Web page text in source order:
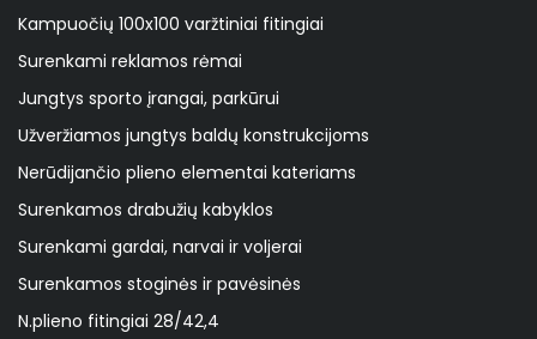
Kampuočių 100x100 varžtiniai fitingiai
Surenkami reklamos rėmai
Jungtys sporto įrangai, parkūrui
Užveržiamos jungtys baldų konstrukcijoms
Nerūdijančio plieno elementai kateriams
Surenkamos drabužių kabyklos
Surenkami gardai, narvai ir voljerai
Surenkamos stoginės ir pavėsinės
N.plieno fitingiai 28/42,4